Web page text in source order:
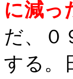
に減っ
だ、０
する。